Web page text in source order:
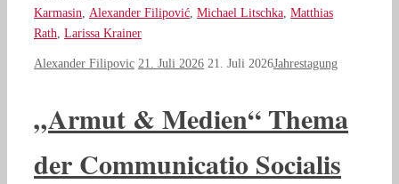
Karmasin
Alexander Filipović Michael Litschka Matthias
Rath Larissa Krainer
Alexander Filipovic 21. Juli 2026 21. Juli 2026Jahrestagung
„Armut & Medien“ Thema
der Communicatio Socialis